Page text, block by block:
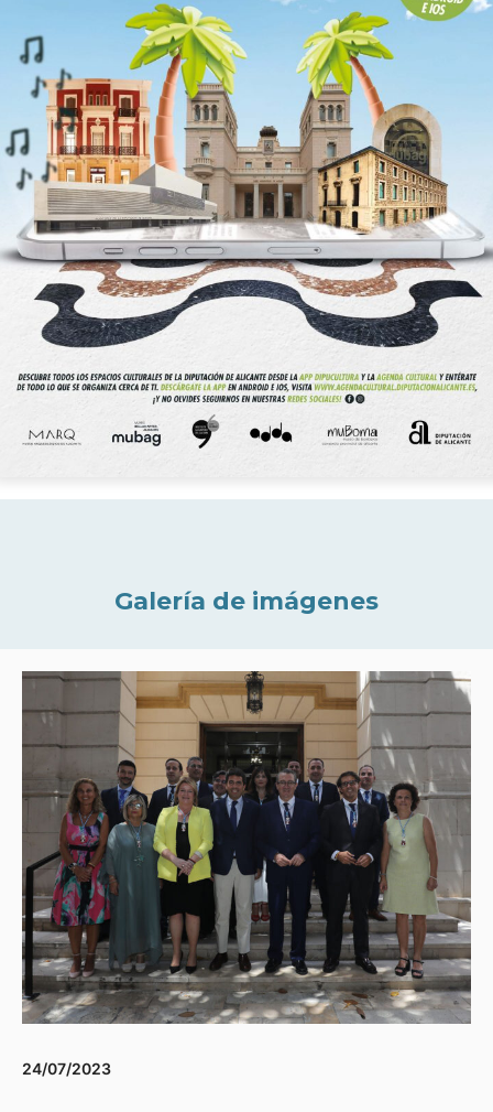
Galería de imágenes
24/07/2023